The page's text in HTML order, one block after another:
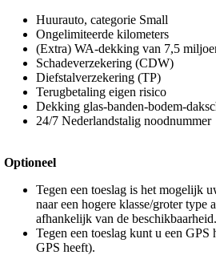
Huurauto, categorie Small
Ongelimiteerde kilometers
(Extra) WA-dekking van 7,5
Schadeverzekering (CDW)
Diefstalverzekering (TP)
Terugbetaling eigen risico
Dekking glas-banden-bodem-
24/7 Nederlandstalig noodnummer
Optioneel
Tegen een toeslag is het mogelijk
naar een hogere klasse/groter type
afhankelijk van de beschikbaarheid.
Tegen een toeslag kunt u een GPS
GPS heeft).